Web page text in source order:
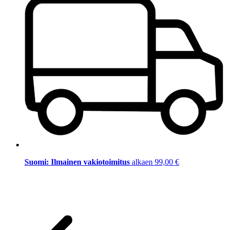
Suomi: Ilmainen vakiotoimitus alkaen 99,00 €